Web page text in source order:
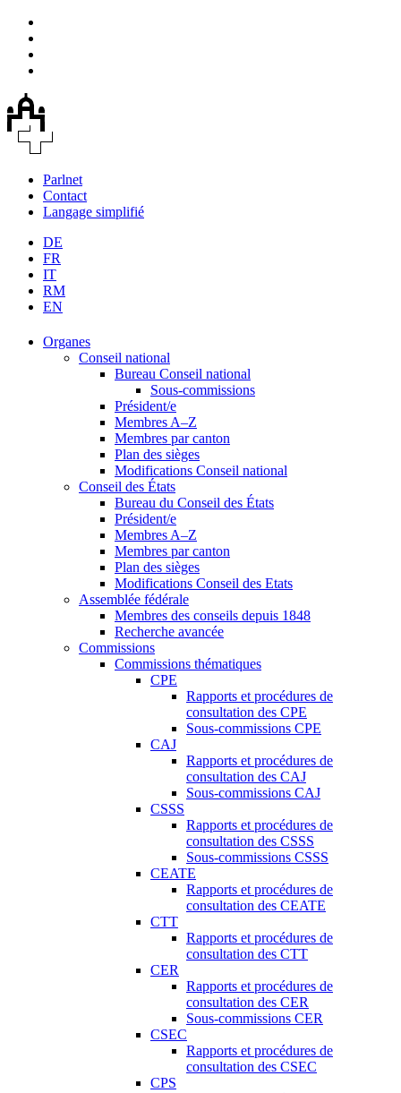
Parlnet
Contact
Langage simplifié
DE
FR
IT
RM
EN
Organes
Conseil national
Bureau Conseil national
Sous-commissions
Président/e
Membres A–Z
Membres par canton
Plan des sièges
Modifications Conseil national
Conseil des États
Bureau du Conseil des États
Président/e
Membres A–Z
Membres par canton
Plan des sièges
Modifications Conseil des Etats
Assemblée fédérale
Membres des conseils depuis 1848
Recherche avancée
Commissions
Commissions thématiques
CPE
Rapports et procédures de
consultation des CPE
Sous-commissions CPE
CAJ
Rapports et procédures de
consultation des CAJ
Sous-commissions CAJ
CSSS
Rapports et procédures de
consultation des CSSS
Sous-commissions CSSS
CEATE
Rapports et procédures de
consultation des CEATE
CTT
Rapports et procédures de
consultation des CTT
CER
Rapports et procédures de
consultation des CER
Sous-commissions CER
CSEC
Rapports et procédures de
consultation des CSEC
CPS